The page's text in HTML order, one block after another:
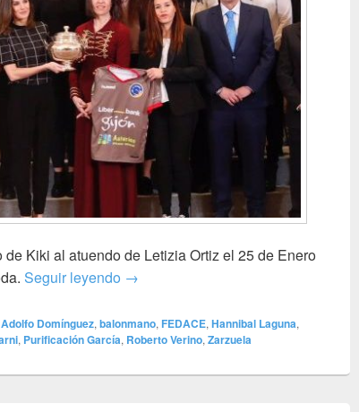
Kiki al atuendo de Letizia Ortiz el 25 de Enero
Seguir leyendo Audiencias en Zarzuela – ¡Qué
→
Adolfo Domínguez, balonmano, FEDACE, Hannibal Laguna,
, Purificación García, Roberto Verino, Zarzuela